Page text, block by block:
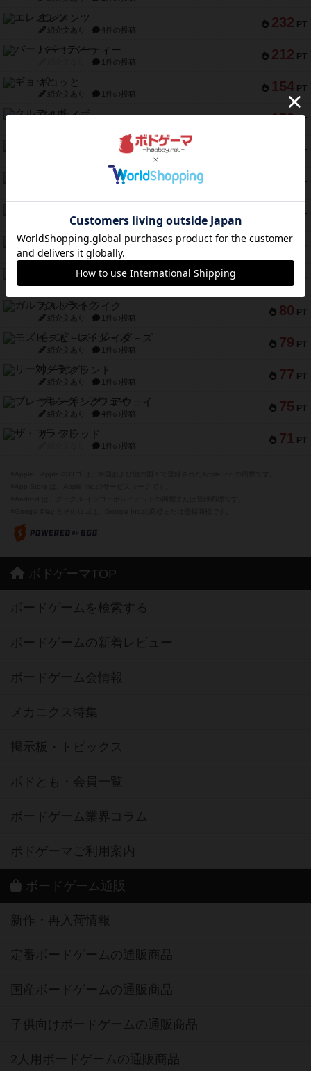
232 PT
エレメンツ
紹介文あり 4件の投稿
212 PT
バー！パーティー
1件の投稿
154 PT
ギョッと
紹介文あり 1件の投稿
152 PT
クルティボ
PT
PT
ドブル：ポケットモンスター
PT
紹介文なし 5件の投稿
94 PT
ファースト・イン・フライト
紹介文あり 3件の投稿
PT
ダイススローン
紹介文なし 1件の投稿
80 PT
ガルフストライク
紹介文あり 1件の投稿
79 PT
モズビ－ズ・レイダ－ズ
紹介文あり 1件の投稿
77 PT
リー対グラント
紹介文あり 1件の投稿
75 PT
ブレーキング・アウェイ
紹介文あり 4件の投稿
71 PT
ザ・フラッド
1件の投稿
ボドゲーマTOP
ボードゲームを検索する
ボードゲームの新着レビュー
ボードゲーム会情報
メカニクス特集
掲示板・トピックス
ボドとも・会員一覧
ボードゲーム業界コラム
ボドゲーマご利用案内
ボードゲーム通販
新作・再入荷情報
定番ボードゲームの通販商品
国産ボードゲームの通販商品
子供向けボードゲームの通販商品
2人用ボードゲームの通販商品